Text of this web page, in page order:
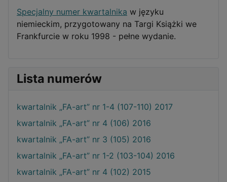
Specjalny numer kwartalnika w języku
niemieckim, przygotowany na Targi Książki we
Frankfurcie w roku 1998 - pełne wydanie.
Lista numerów
kwartalnik „FA-art” nr 1-4 (107-110) 2017
kwartalnik „FA-art” nr 4 (106) 2016
kwartalnik „FA-art” nr 3 (105) 2016
kwartalnik „FA-art” nr 1-2 (103-104) 2016
kwartalnik „FA-art” nr 4 (102) 2015